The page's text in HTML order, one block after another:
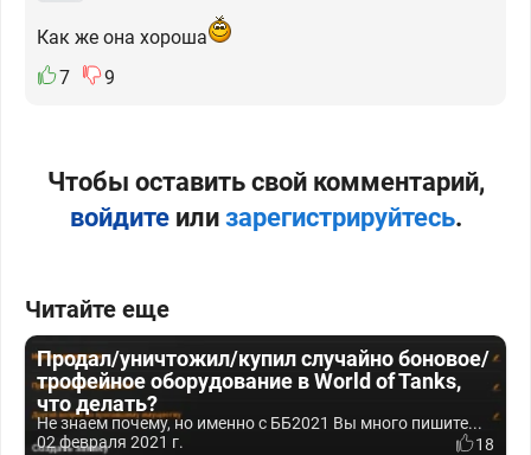
Как же она хороша
7
9
Чтобы оставить свой комментарий,
войдитеили зарегистрируйтесь.
Читайте еще
Продал/уничтожил/купил случайно боновое/
трофейное оборудование в World of Tanks,
что делать?
Не знаем почему, но именно с ББ2021 Вы много пишите...
02 февраля 2021 г.
18